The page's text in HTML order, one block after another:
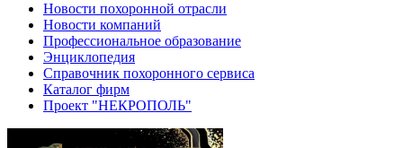
Новости похоронной отрасли
Новости компаний
Профессиональное образование
Энциклопедия
Справочник похоронного сервиса
Каталог фирм
Проект "НЕКРОПОЛЬ"